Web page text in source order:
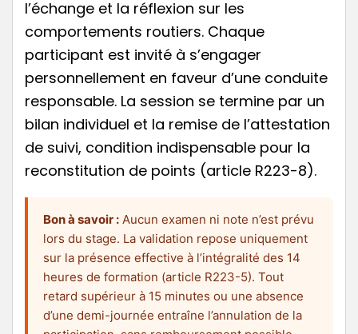
l’échange et la réflexion sur les
comportements routiers. Chaque
participant est invité à s’engager
personnellement en faveur d’une conduite
responsable. La session se termine par un
bilan individuel et la remise de l’attestation
de suivi, condition indispensable pour la
reconstitution de points (article R223-8).
Bon à savoir : Aucun examen ni note n’est prévu
lors du stage. La validation repose uniquement
sur la présence effective à l’intégralité des 14
heures de formation (article R223-5). Tout
retard supérieur à 15 minutes ou une absence
d’une demi-journée entraîne l’annulation de la